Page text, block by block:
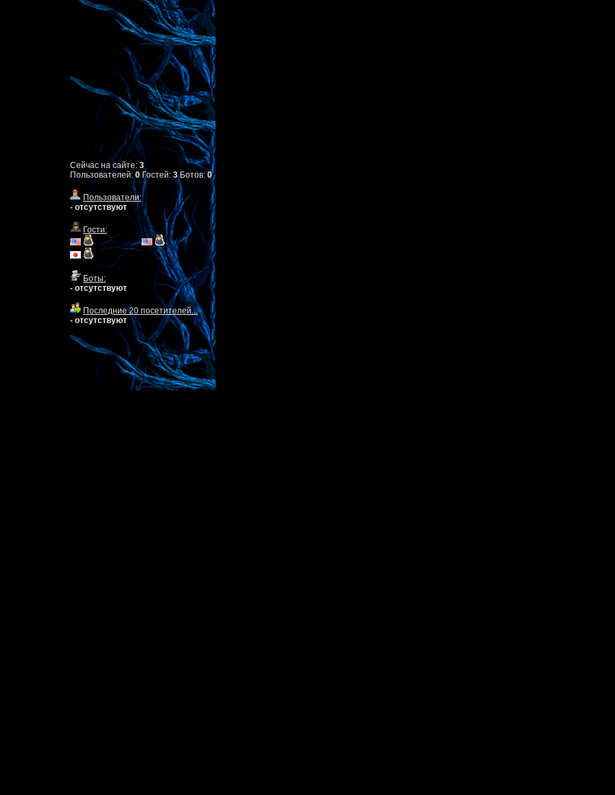
Сейчас на сайте: 3
Пользователей:0 Гостей: 3Ботов:0
Пользователи:
- отсутствуют
Гости:
Боты:
- отсутствуют
Последние 20 посетителей...
- отсутствуют